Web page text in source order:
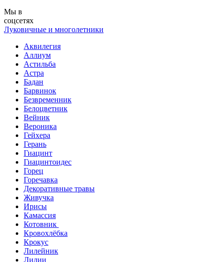
Мы в
соцсетях
Луковичные и многолетники
Аквилегия
Аллиум
Астильба
Астра
Бадан
Барвинок
Безвременник
Белоцветник
Вейник
Вероника
Гейхера
Герань
Гиацинт
Гиацинтоидес
Горец
Горечавка
Декоративные травы
Живучка
Ирисы
Камассия
Котовник
Кровохлёбка
Крокус
Лилейник
Лилии